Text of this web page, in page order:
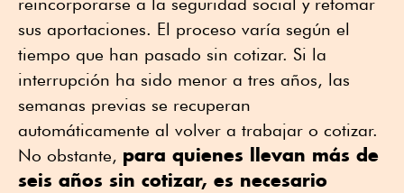
reincorporarse a la seguridad social y retomar
sus aportaciones. El proceso varía según el
tiempo que han pasado sin cotizar. Si la
interrupción ha sido menor a tres años, las
semanas previas se recuperan
automáticamente al volver a trabajar o cotizar.
No obstante, para quienes llevan más de
seis años sin cotizar, es necesario